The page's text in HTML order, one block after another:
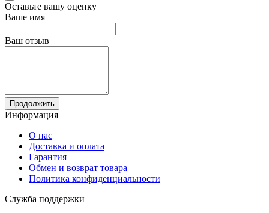
Оставьте вашу оценку
Ваше имя
Ваш отзыв
Продолжить
Информация
О нас
Доставка и оплата
Гарантия
Обмен и возврат товара
Политика конфиденциальности
Служба поддержки